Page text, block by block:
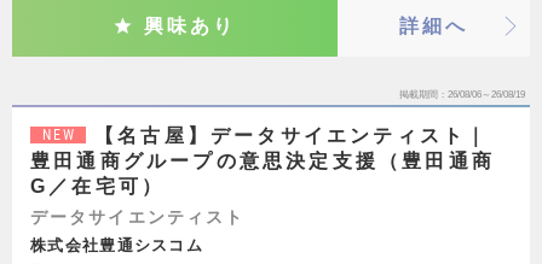
興味あり 詳細へ
掲載期間 26/08/06～26/08/19
NEW
【名古屋】データサイエンティスト｜
豊田通商グループの意思決定支援（豊田通商
G／在宅可）
データサイエンティスト
株式会社豊通シスコム